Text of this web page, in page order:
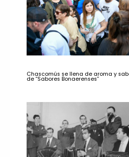
Chascomús se llena de aroma y
de “Sabores Bonaerenses”